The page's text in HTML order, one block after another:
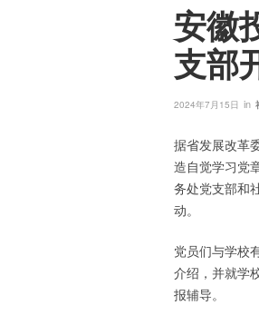
安徽
支部
2024年7月15日 in
据省发展改革
造自觉学习党
务处党支部和
动。
党员们与学校
介绍，并就学
报辅导。